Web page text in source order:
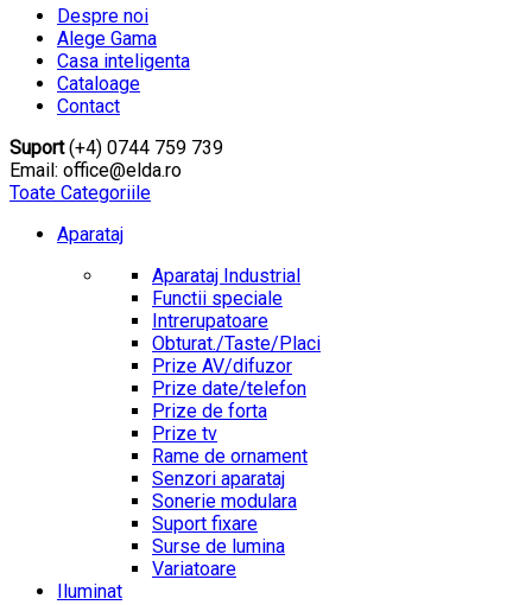
Despre noi
Alege Gama
Casa inteligenta
Cataloage
Contact
Suport(+4) 0744 759 739
Email: office@elda.ro
Toate Categoriile
Aparataj
Aparataj Industrial
Functii speciale
Intrerupatoare
Obturat./Taste/Placi
Prize AV/difuzor
Prize date/telefon
Prize de forta
Prize tv
Rame de ornament
Senzori aparataj
Sonerie modulara
Suport fixare
Surse de lumina
Variatoare
Iluminat